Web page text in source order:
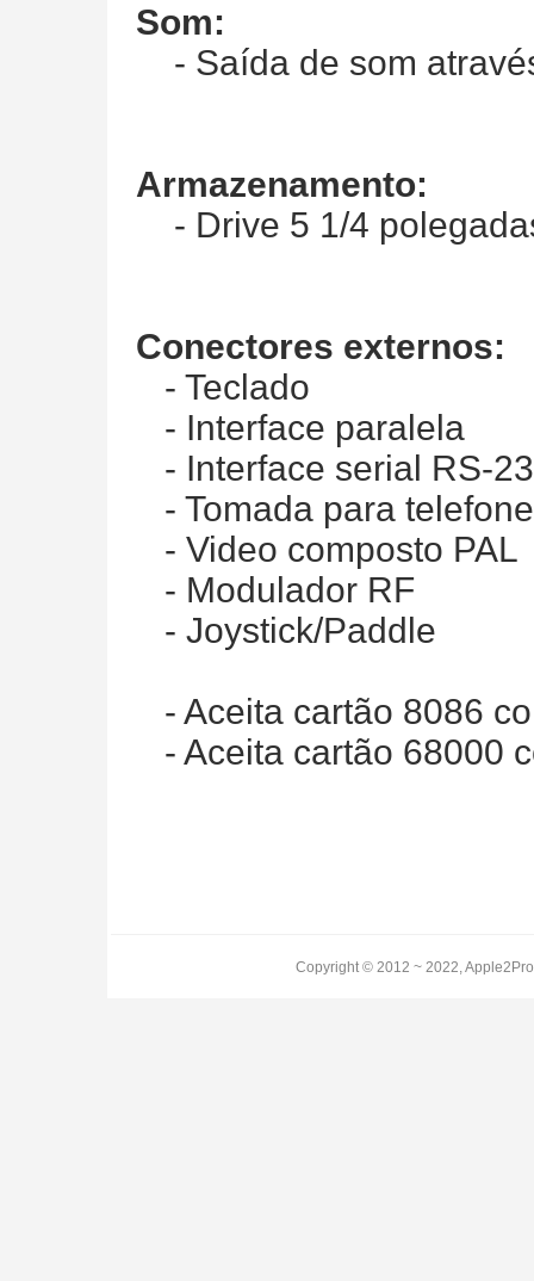
Som:
- Saída de som
Armazenamento:
- Drive 5 1/4
Conectores externos:
- Teclado
- Interface paralela
- Interface serial RS-
- Tomada para telefone
- Video composto PAL
- Modulador RF
- Joystick/Paddle
- Aceita cartão 8086
- Aceita cartão 68000
Copyright © 2012 ~ 2022,